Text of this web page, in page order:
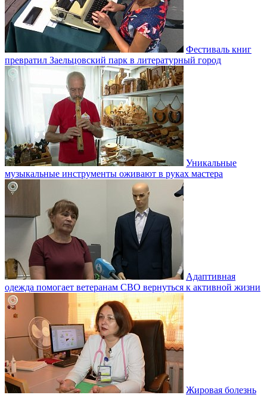
Фестиваль книг
превратил Заельцовский парк в литературный город
Уникальные
музыкальные инструменты оживают в руках мастера
Адаптивная
одежда помогает ветеранам СВО вернуться к активной жизни
Жировая болезнь